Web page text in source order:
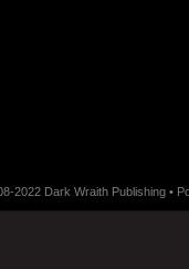
2022 Dark Wraith Publishing •